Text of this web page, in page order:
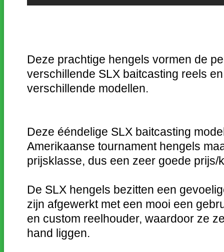
Deze prachtige hengels vormen de
verschillende SLX baitcasting reels
verschillende modellen.
Deze ééndelige SLX baitcasting
Amerikaanse tournament hengels
prijsklasse, dus een zeer goede prijs/
De SLX hengels bezitten een
zijn afgewerkt met een mooi een
en custom reelhouder, waardoor ze
hand liggen.